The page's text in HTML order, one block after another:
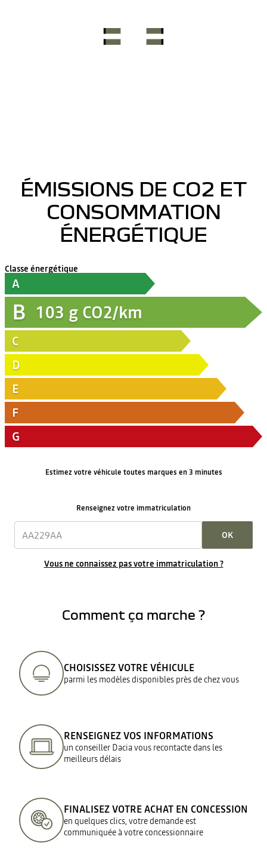
ÉMISSIONS DE CO2 ET
CONSOMMATION
ÉNERGÉTIQUE
Classe énergétique
A
B 103 g CO2/km
C
D
E
F
G
Estimez votre véhicule toutes marques en 3 minutes
Renseignez votre immatriculation
OK
Vous ne connaissez pas votre immatriculation ?
Comment ça marche ?
CHOISISSEZ VOTRE VÉHICULE
parmi les modèles disponibles près de chez vous
RENSEIGNEZ VOS INFORMATIONS
un conseiller Dacia vous recontacte dans les
meilleurs délais
FINALISEZ VOTRE ACHAT EN CONCESSION
en quelques clics, votre demande est
communiquée à votre concessionnaire